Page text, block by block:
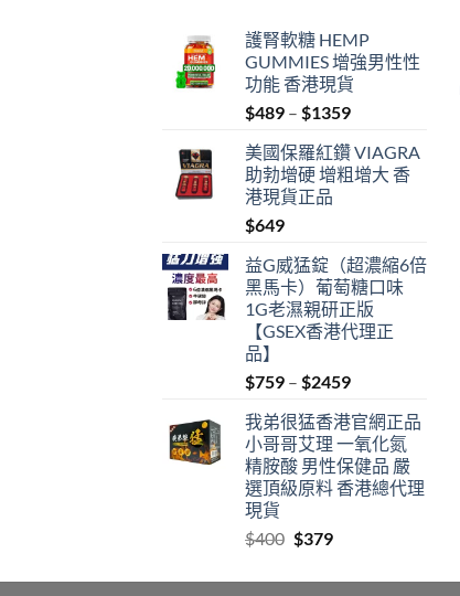
護腎軟糖 HEMP
GUMMIES 增強男性性
功能 香港現貨
$489 – $1359Price
$489
through
美國保羅紅鑽 VIAGRA
助勃增硬 增粗增大 香
港現貨正品
$649
益G威猛錠（超濃縮6倍
黑馬卡）葡萄糖口味
1G老濕親研正版
【GSEX香港代理正
品】
$759 – $2459Price
$759
through
$2459
我弟很猛香港官網正品
小哥哥艾理 一氧化氮
精胺酸 男性保健品 嚴
選頂級原料 香港總代理
現貨
$400 Original
was:
$379Current
is: